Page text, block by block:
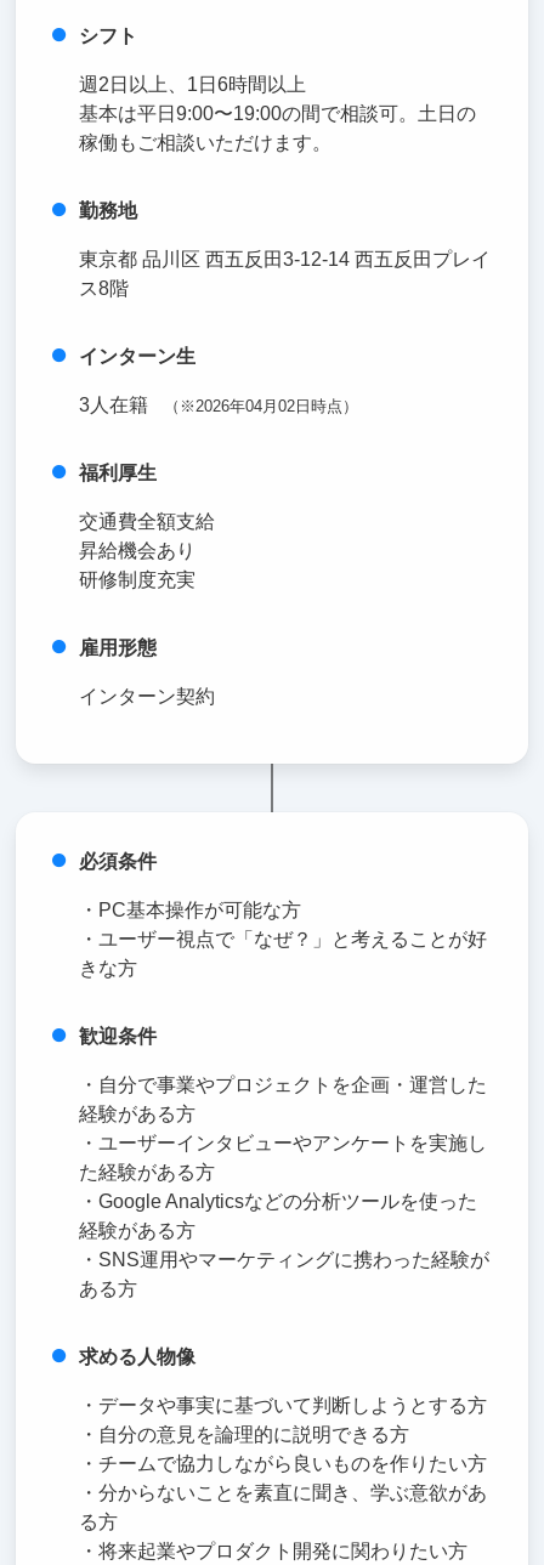
シフト
週2日以上、1日6時間以上
基本は平日9:00〜19:00の間で相談可。土日の
稼働もご相談いただけます。
勤務地
東京都 品川区 西五反田3-12-14 西五反田プレイ
ス8階
インターン生
3人在籍 （※2026年04月02日時点）
福利厚生
交通費全額支給
昇給機会あり
研修制度充実
雇用形態
インターン契約
必須条件
・PC基本操作が可能な方
・ユーザー視点で「なぜ？」と考えることが好
きな方
歓迎条件
・自分で事業やプロジェクトを企画・運営した
経験がある方
・ユーザーインタビューやアンケートを実施し
た経験がある方
・Google Analyticsなどの分析ツールを使った
経験がある方
・SNS運用やマーケティングに携わった経験が
ある方
求める人物像
・データや事実に基づいて判断しようとする方
・自分の意見を論理的に説明できる方
・チームで協力しながら良いものを作りたい方
・分からないことを素直に聞き、学ぶ意欲があ
る方
・将来起業やプロダクト開発に関わりたい方